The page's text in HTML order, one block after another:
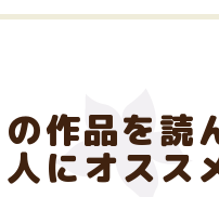
人にオスス